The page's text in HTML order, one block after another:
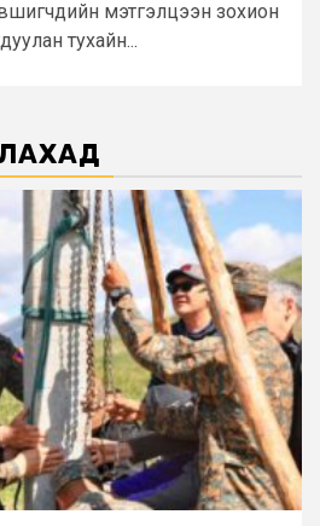
мэтгэлцээн зохион
тухайн...